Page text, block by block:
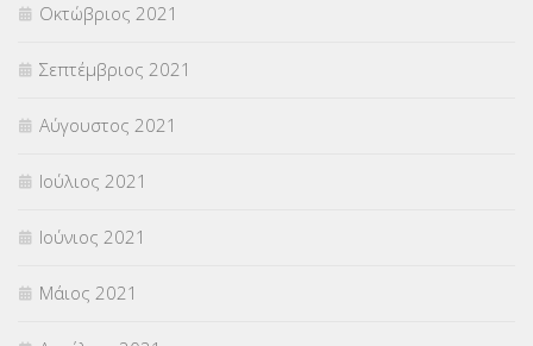
Οκτώβριος 2021
Σεπτέμβριος 2021
Αύγουστος 2021
Ιούλιος 2021
Ιούνιος 2021
Μάιος 2021